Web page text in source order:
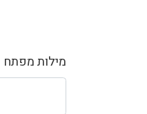
מילות מפתח